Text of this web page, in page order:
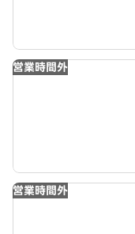
営業時間外
営業時間外